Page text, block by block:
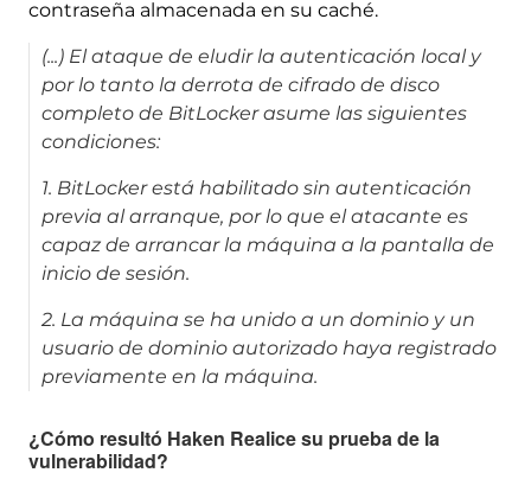
contraseña almacenada en su caché.
(...) El ataque de eludir la autenticación local y
por lo tanto la derrota de cifrado de disco
completo de BitLocker asume las siguientes
condiciones:
1. BitLocker está habilitado sin autenticación
previa al arranque, por lo que el atacante es
capaz de arrancar la máquina a la pantalla de
inicio de sesión.
2. La máquina se ha unido a un dominio y un
usuario de dominio autorizado haya registrado
previamente en la máquina.
¿Cómo resultó Haken Realice su prueba de la
vulnerabilidad?